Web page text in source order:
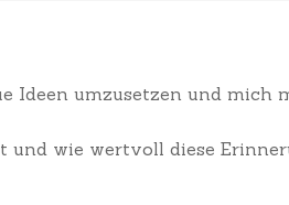
Ideen umzusetzen und mich
und wie wertvoll diese